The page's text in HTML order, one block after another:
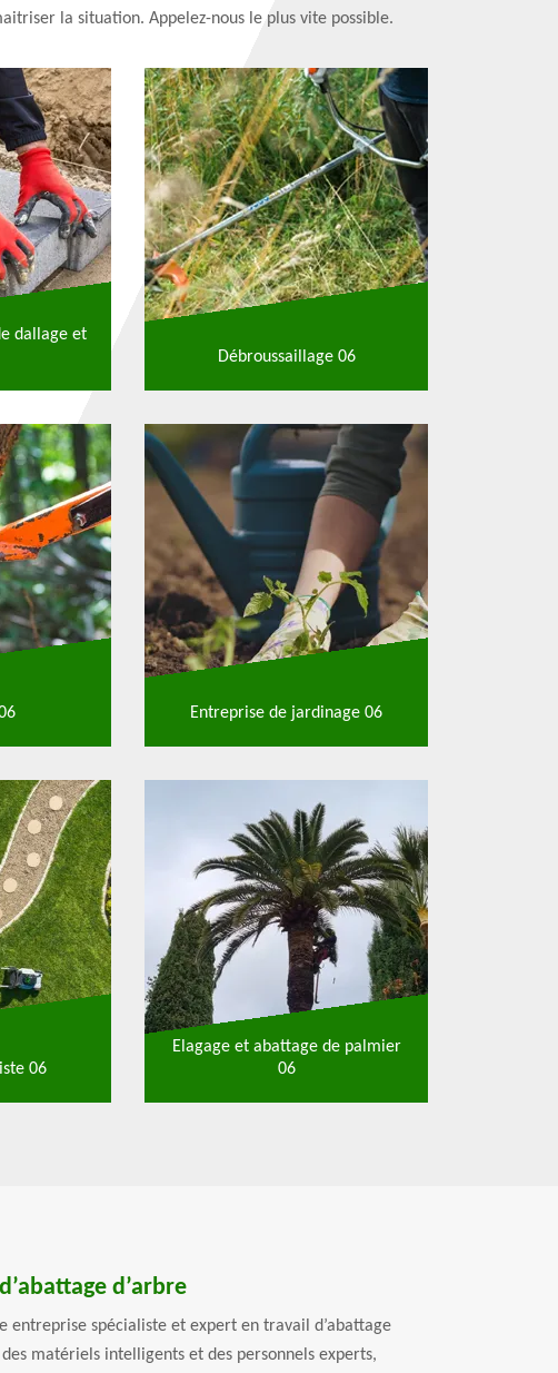
la situation. Appelez-nous le plus vite possible.
dallage et
Débroussaillage 06
Entreprise de jardinage 06
06
Elagage et abattage de palmier
06
d’arbre
entreprise spécialiste et expert en travail d’abattage
des matériels intelligents et des personnels experts,